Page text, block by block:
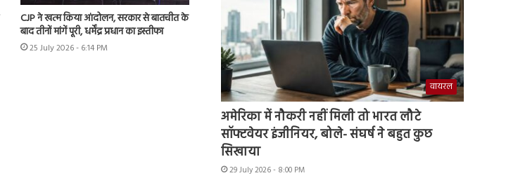
CJP ने खत्म किया आंदोलन, सरकार से बातचीत के
बाद तीनों मांगें पूरी, धर्मेंद्र प्रधान का इस्तीफा
25 July 2026 - 6:14 PM
वायरल
अमेरिका में नौकरी नहीं मिली तो भारत लौटे
सॉफ्टवेयर इंजीनियर, बोले- संघर्ष ने बहुत कुछ
सिखाया
29 July 2026 - 8:00 PM